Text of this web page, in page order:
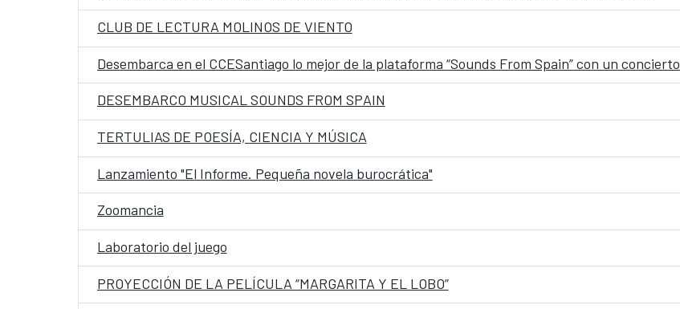
CLUB DE LECTURA MOLINOS DE VIENTO
Desembarca en el CCESantiago lo mejor de la plataforma “Sounds From Spain” con un
DESEMBARCO MUSICAL SOUNDS FROM SPAIN
TERTULIAS DE POESÍA, CIENCIA Y MÚSICA
Lanzamiento "El Informe. Pequeña novela burocrática"
Zoomancia
Laboratorio del juego
PROYECCIÓN DE LA PELÍCULA “MARGARITA Y EL LOBO”